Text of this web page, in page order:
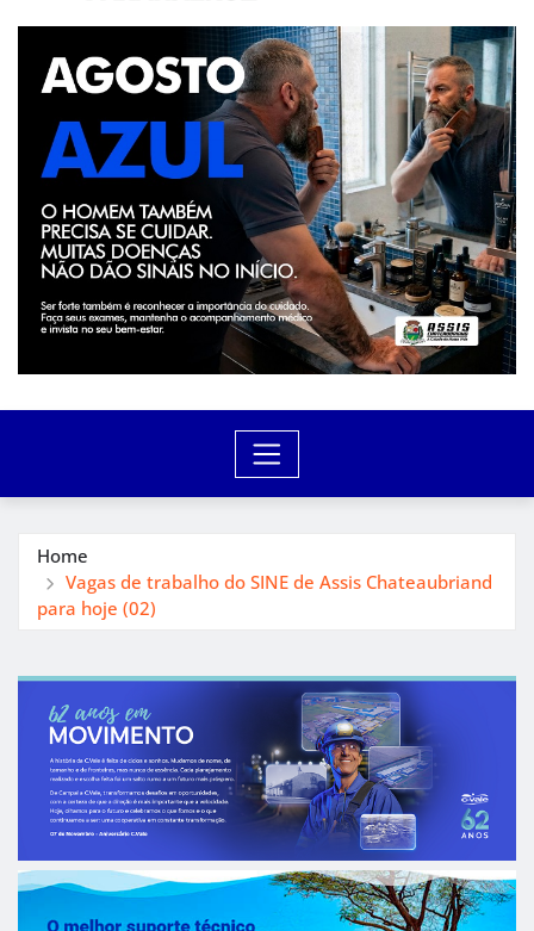
Home
Vagas de trabalho do SINE de Assis Chateaubriand
para hoje (02)